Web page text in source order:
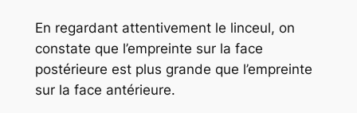
En regardant attentivement le linceul, on
constate que l’empreinte sur la face
postérieure est plus grande que l’empreinte
sur la face antérieure.